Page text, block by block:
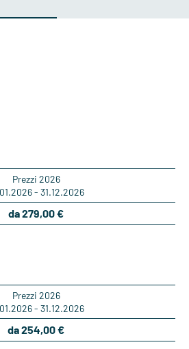
Prezzi 2026
- 31.12.2026
da 279,00 €
Prezzi 2026
- 31.12.2026
da 254,00 €